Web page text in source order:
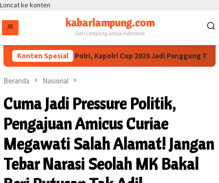
Loncat ke konten
kabarlampung.com
Dari Lampung untuk Indonesia
Konten Spesial
IESPA Apresiasi Polri, Kapolri Cup 2026 Jadi Panggung
Beranda Nasional
Cuma Jadi Pressure Politik,
Pengajuan Amicus Curiae
Megawati Salah Alamat! Jangan
Tebar Narasi Seolah MK Bakal